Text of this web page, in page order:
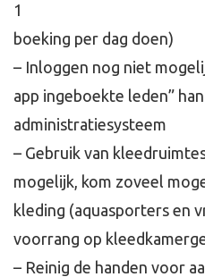
1
boeking per dag doen)
– Inloggen nog niet
app ingeboekte leden”
administratiesysteem
– Gebruik van
mogelijk, kom zoveel
kleding (aquasporters en
voorrang op
– Reinig de handen voor